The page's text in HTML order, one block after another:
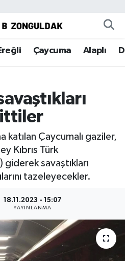
Çaycuma Alaplı
katılan Çaycumalı gaziler,
Kıbrıs Türk
savaştıkları
tazeleyecekler.
18.11.2023 - 15:07
YAYINLANMA
Eczaneler
Haritası